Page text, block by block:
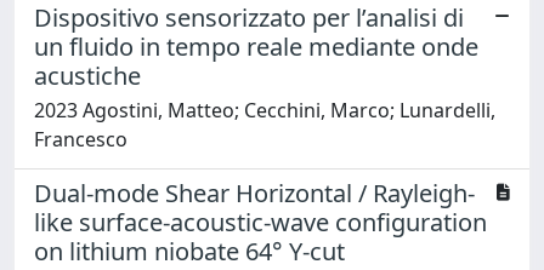
Dispositivo sensorizzato per l’analisi di
un fluido in tempo reale mediante onde
acustiche
2023 Agostini, Matteo; Cecchini, Marco; Lunardelli,
Francesco
Dual-mode Shear Horizontal / Rayleigh-
like surface-acoustic-wave configuration
on lithium niobate 64° Y-cut